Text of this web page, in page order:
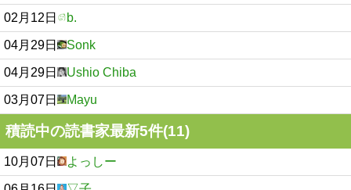
02月12日 b.
04月29日 Sonk
04月29日 Ushio Chiba
03月07日 Mayu
積読中の読書家最新5件(11)
10月07日 よっしー